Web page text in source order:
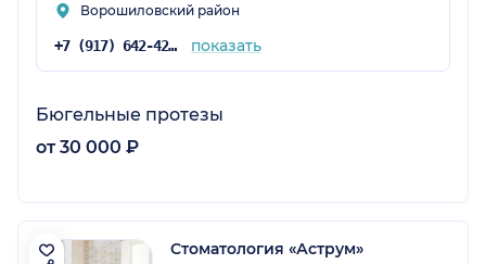
Ворошиловский район
+7 (917) 642-42-72 показать
Бюгельные протезы
от 30 000 ₽
Стоматология «Аструм»